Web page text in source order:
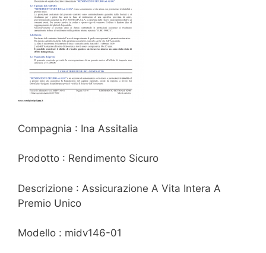
Compagnia : Ina Assitalia
Prodotto : Rendimento Sicuro
Descrizione : Assicurazione A Vita Intera A
Premio Unico
Modello : midv146-01